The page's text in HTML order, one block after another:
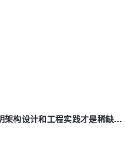
构设计和工程实践才是稀缺资